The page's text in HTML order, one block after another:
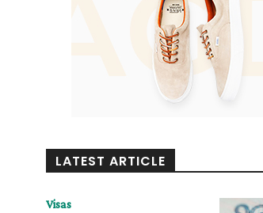
LATEST ARTICLE
Visas